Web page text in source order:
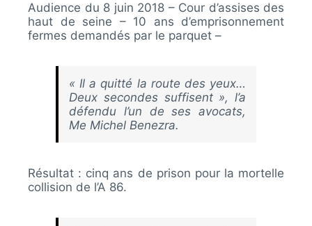
Audience du 8 juin 2018 – Cour d’assises des
haut de seine – 10 ans d’emprisonnement
fermes demandés par le parquet –
« Il a quitté la route des yeux…
Deux secondes suffisent », l’a
défendu l’un de ses avocats,
Me Michel Benezra.
Résultat : cinq ans de prison pour la mortelle
collision de l’A 86.